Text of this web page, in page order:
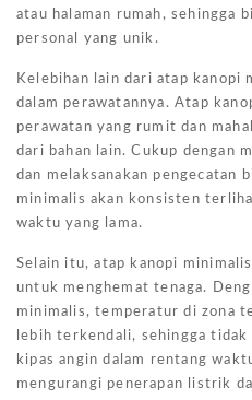
atau halaman rumah, sehingga
personal yang unik.
Kelebihan lain dari atap kanopi
dalam perawatannya. Atap
perawatan yang rumit dan
dari bahan lain. Cukup dengan
dan melaksanakan pengecatan
minimalis akan konsisten
waktu yang lama.
Selain itu, atap kanopi
untuk menghemat tenaga.
minimalis, temperatur di zona
lebih terkendali, sehingga
kipas angin dalam rentang
mengurangi penerapan listrik